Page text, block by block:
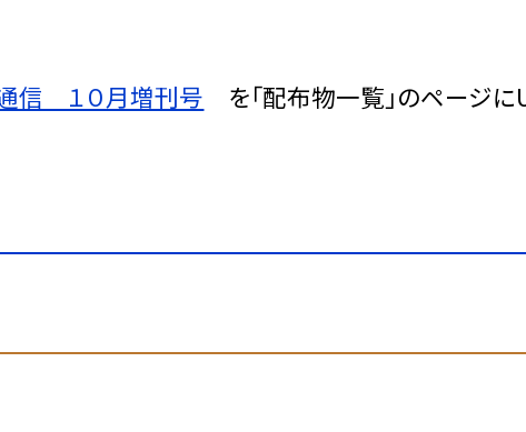
信 １０月増刊号 を「配布物一覧」のページに